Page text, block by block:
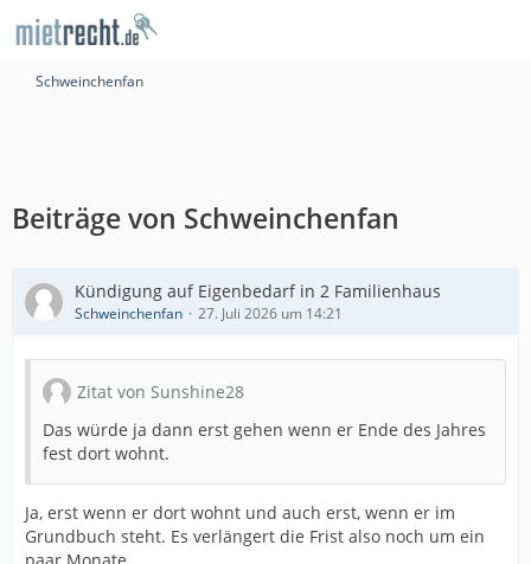
Schweinchenfan
Beiträge von Schweinchenfan
Kündigung auf Eigenbedarf in 2 Familienhaus
Schweinchenfan 27. Juli 2026 um 14:21
Zitat von Sunshine28
Das würde ja dann erst gehen wenn er Ende des Jahres
fest dort wohnt.
Ja, erst wenn er dort wohnt und auch erst, wenn er im
Grundbuch steht. Es verlängert die Frist also noch um ein